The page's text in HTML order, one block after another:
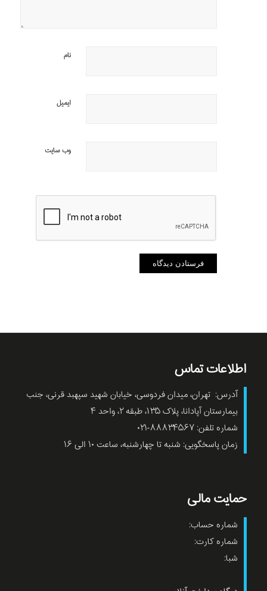
نام
ایمیل
وب‌ سایت
اطلاعات تماس
آدرس: تهران، میدان فردوسی، خیابان شهید سپهبد قرنی، جنب
بیمارستان آپادانا، پلاک ۱۳۵، طبقه ۲، واحد ۴
شماره تلفن: ۸۸۸۳۴۵۶۷-۰۲۱
زمان پاسخگویی: شنبه تا چهارشنبه، ساعت ۱۰ الی ۱۶
حمایت مالی
شماره حساب:
شماره کارت:
شبا: